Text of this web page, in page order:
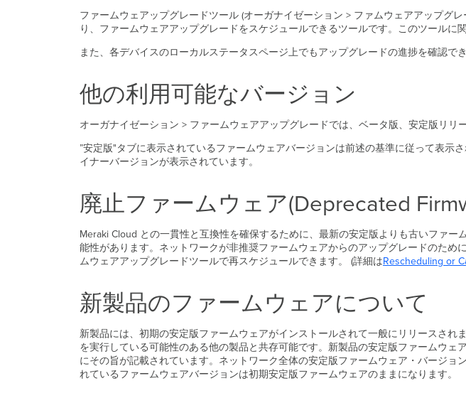
ファームウェアップグレードツール (オーガナイゼーション > ファムウェアアップグ
り、ファームウェアアップグレードをスケジュールできるツールです。このツールに
また、各デバイスのローカルステータスページ上でもアップグレードの進捗を確認でき
他の利用可能なバージョン
オーガナイゼーション > ファームウェアアップグレードでは、ベータ版、安定版リリ
”安定版"タブに表示されているファームウェアバージョンは前述の基準に従って表示
イナーバージョンが表示されています。
廃止ファームウェア(Deprecated
Meraki Cloud との一貫性と互換性を確保するために、最新の安定版よりも古いファ
能性があります。ネットワークが非推奨ファームウェアからのアップグレードのた
ムウェアアップグレードツールで再スケジュールできます。 (詳細はRescheduling or
新製品のファームウェアについて
新製品には、初期の安定版ファームウェアがインストールされて一般にリリースさ
を実行している可能性のある他の製品と共存可能です。新製品の安定版ファームウ
にその旨が記載されています。ネットワーク全体の安定版ファームウェア・バージ
れているファームウェアバージョンは初期安定版ファームウェアのままになります。